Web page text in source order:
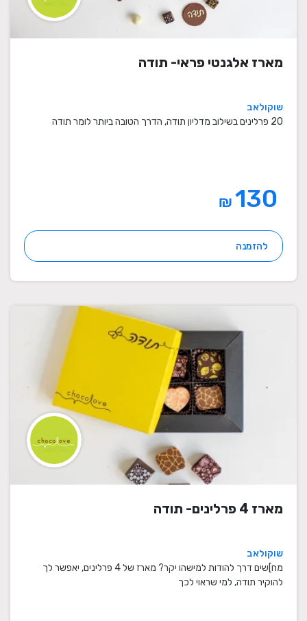
מארז אלגנטי פראי- תודה
שוקולאב
20 פרלינים בשילוב מדליון תודה, הדרך הטובה ביותר לומר תודה
₪
להזמנה
מארז 4 פרלינים- תודה
שוקולאב
מח]שים דרך להודות למישהו יקר? מארז של 4 פרלינים, יאפשר לך
להוקיר תודה, למי שראוי לכך